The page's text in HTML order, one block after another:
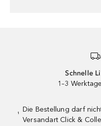
Schnelle
1–3
¹
Die Bestellung darf
Versandart Click &